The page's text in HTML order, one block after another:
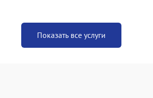
Показать все услуги